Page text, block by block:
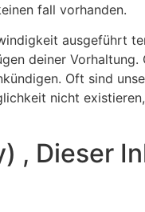
fall vorhanden.
ausgeführt
deiner
Oft sind
nicht
, Dieser